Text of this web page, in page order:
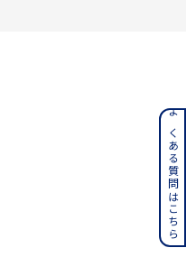
よくある質問はこちら